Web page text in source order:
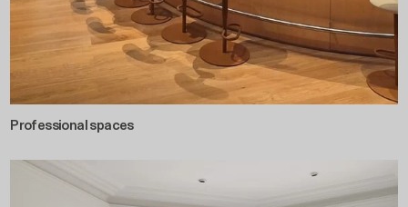
Professional spaces